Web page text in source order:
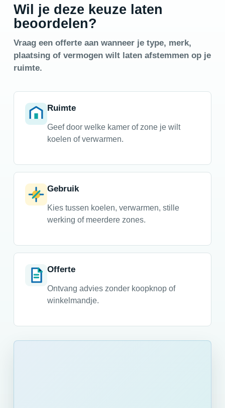
Wil je deze keuze laten
beoordelen?
Vraag een offerte aan wanneer je type, merk,
plaatsing of vermogen wilt laten afstemmen op je
ruimte.
Ruimte
Geef door welke kamer of zone je wilt
koelen of verwarmen.
Gebruik
Kies tussen koelen, verwarmen, stille
werking of meerdere zones.
Offerte
Ontvang advies zonder koopknop of
winkelmandje.